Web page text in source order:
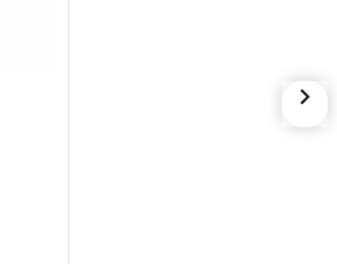
chevron_right